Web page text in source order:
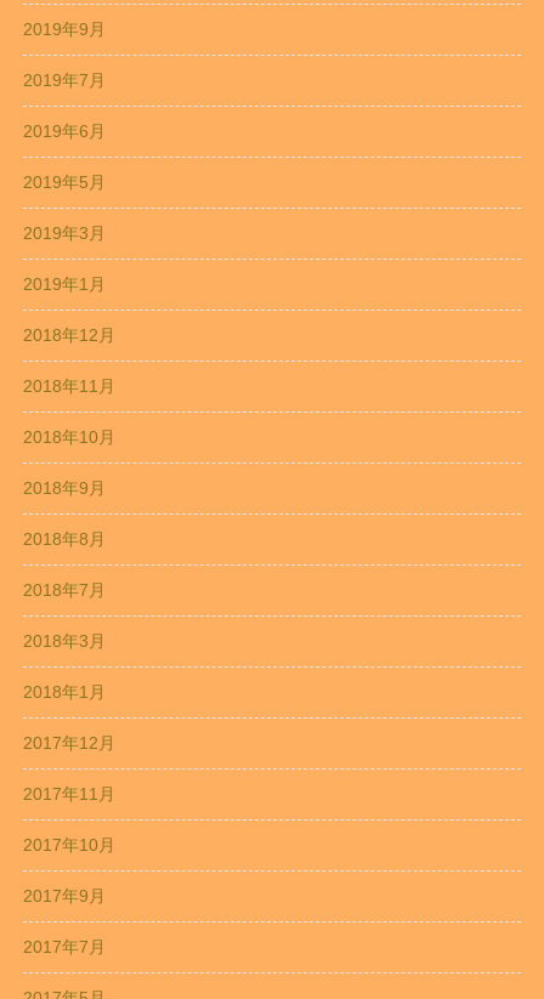
2019年9月
2019年7月
2019年6月
2019年5月
2019年3月
2019年1月
2018年12月
2018年11月
2018年10月
2018年9月
2018年8月
2018年7月
2018年3月
2018年1月
2017年12月
2017年11月
2017年10月
2017年9月
2017年7月